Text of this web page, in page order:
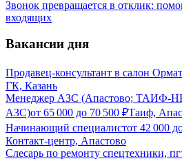
Звонок превращается в отклик:
входящих
Вакансии дня
Продавец-консультант в салон
ГК, Казань
Менеджер АЗС (Апастово; ТАИФ-
АЗС)от 65 000 до 70 500 ₽Таиф,
Начинающий специалистот 42 000
Контакт-центр, Апастово
Слесарь по ремонту спецтехники,